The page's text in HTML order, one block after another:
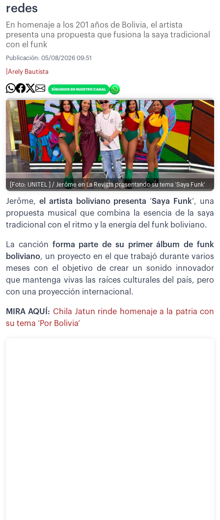
redes
En homenaje a los 201 años de Bolivia, el artista
presenta una propuesta que fusiona la saya tradicional
con el funk
Publicación: 05/08/2026 09:51
Arely Bautista
[Foto: UNITEL ] / Jerôme en La Revista presentando su tema ‘Saya Funk’
Jerôme, el artista boliviano presenta ‘Saya Funk’, una
propuesta musical que combina la esencia de la saya
tradicional con el ritmo y la energía del funk boliviano.
La canción forma parte de su primer álbum de funk
boliviano, un proyecto en el que trabajó durante varios
meses con el objetivo de crear un sonido innovador
que mantenga vivas las raíces culturales del país, pero
con una proyección internacional.
MIRA AQUÍ: Chila Jatun rinde homenaje a la patria con
su tema ‘Por Bolivia’